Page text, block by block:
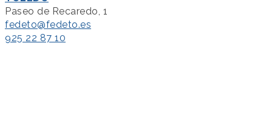
Paseo de Recaredo, 1
fedeto@fedeto.es
925 22 87 10